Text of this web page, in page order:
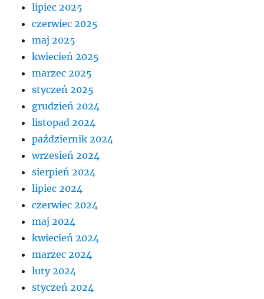
lipiec 2025
czerwiec 2025
maj 2025
kwiecień 2025
marzec 2025
styczeń 2025
grudzień 2024
listopad 2024
październik 2024
wrzesień 2024
sierpień 2024
lipiec 2024
czerwiec 2024
maj 2024
kwiecień 2024
marzec 2024
luty 2024
styczeń 2024